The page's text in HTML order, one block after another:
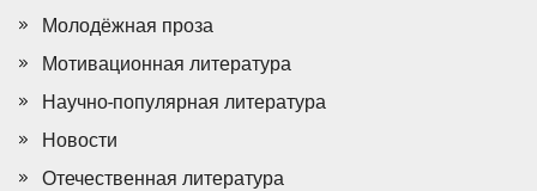
Молодёжная проза
Мотивационная литература
Научно-популярная литература
Новости
Отечественная литература